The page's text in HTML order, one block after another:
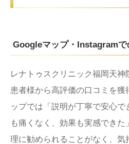
Googleマップ・Instagramで
レナトゥスクリニック福岡天
患者様から高評価の口コミを獲
ップでは「説明が丁寧で安心で
も痛くなく、効果も実感でき
理に勧められることがなく、気